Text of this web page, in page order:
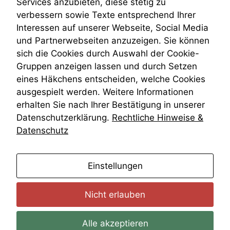
VRK
Wiederherstellungsanordnung
Zivilprozessordnung
ZPO
Zustellfiktion
Zuständigkeit
Öffentliches Personalrecht
Öffentlichkeitsprinzip
Services anzubieten, diese stetig zu
verbessern sowie Texte entsprechend Ihrer
Interessen auf unserer Webseite, Social Media
und Partnerwebseiten anzuzeigen. Sie können
sich die Cookies durch Auswahl der Cookie-
Gruppen anzeigen lassen und durch Setzen
eines Häkchens entscheiden, welche Cookies
ausgespielt werden. Weitere Informationen
erhalten Sie nach Ihrer Bestätigung in unserer
Datenschutzerklärung. Rechtliche Hinweise &
Datenschutz
Einstellungen
Nicht erlauben
Alle akzeptieren